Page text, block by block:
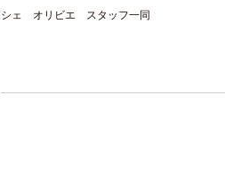
シェ オリビエ スタッフ一同